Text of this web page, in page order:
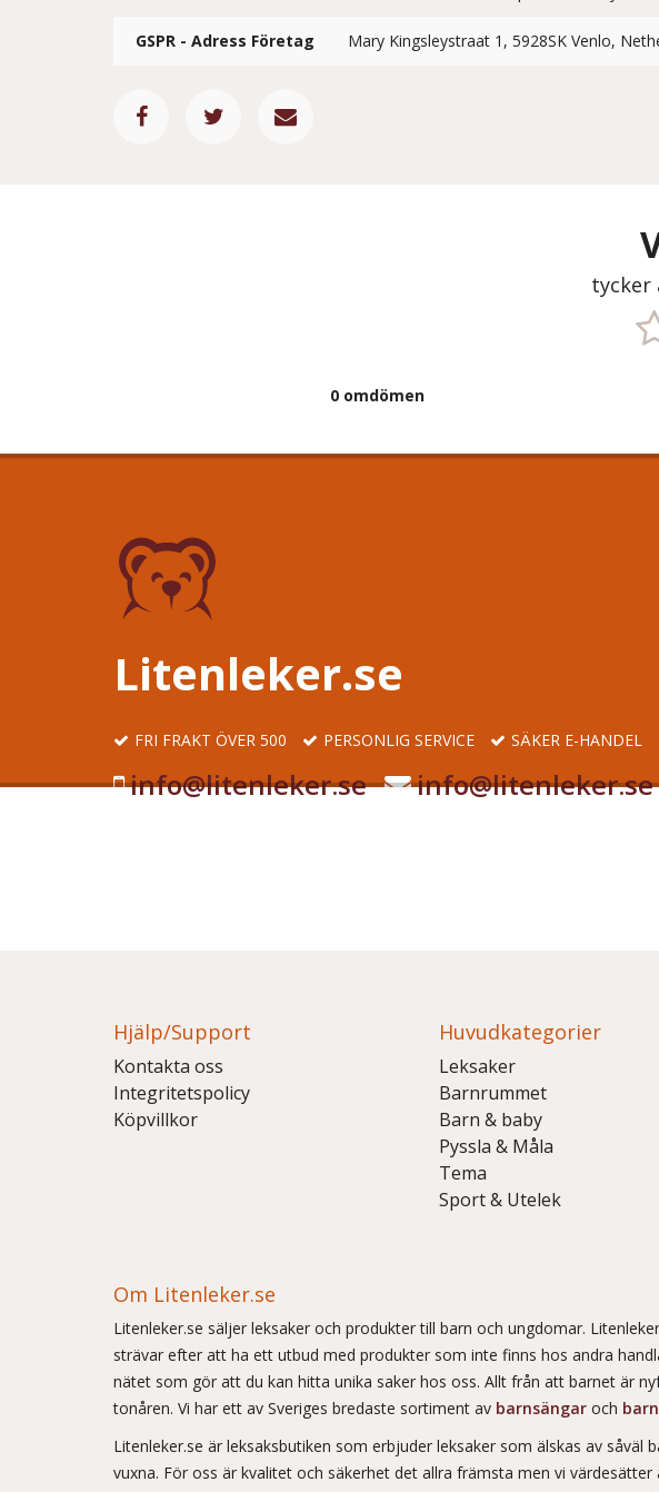
GSPR - Adress Företag Mary Kingsleystraat 1, 5928SK Venlo,
tycker
0 omdömen
Litenleker.se
FRI FRAKT ÖVER 500 PERSONLIG SERVICE SÄKER E-HANDEL
info@litenleker.se info@litenleker.se
Hjälp/Support
Kontakta oss
Integritetspolicy
Köpvillkor
Huvudkategorier
Leksaker
Barnrummet
Barn & baby
Pyssla & Måla
Tema
Sport & Utelek
Om Litenleker.se
Litenleker.se säljer leksaker och produkter till barn och ungdomar.
strävar efter att ha ett utbud med produkter som inte finns hos andra
nätet som gör att du kan hitta unika saker hos oss. Allt från att barnet är
tonåren. Vi har ett av Sveriges bredaste sortiment av barnsängar och
Litenleker.se är leksaksbutiken som erbjuder leksaker som älskas av såväl
vuxna. För oss är kvalitet och säkerhet det allra främsta men vi värdesätter